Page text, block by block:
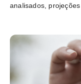
analisados,